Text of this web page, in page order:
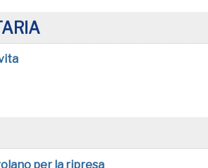
per la ripresa